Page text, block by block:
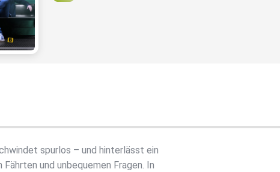
spurlos – und hinterlässt ein
und unbequemen Fragen. In